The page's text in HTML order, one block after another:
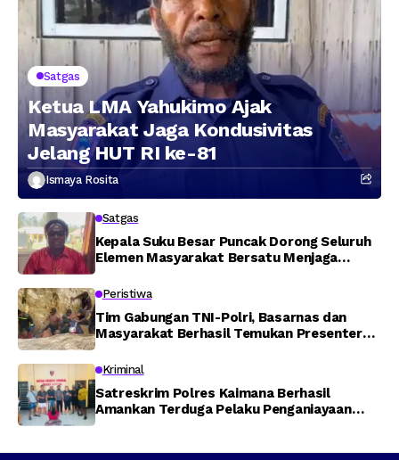
Satgas
Ketua LMA Yahukimo Ajak
Masyarakat Jaga Kondusivitas
Jelang HUT RI ke-81
Ismaya Rosita
Satgas
Kepala Suku Besar Puncak Dorong Seluruh
Elemen Masyarakat Bersatu Menjaga
Peristiwa
Tim Gabungan TNI-Polri, Basarnas dan
Masyarakat Berhasil Temukan Presenter
Memti
Kriminal
Satreskrim Polres Kaimana Berhasil
Amankan Terduga Pelaku Penganiayaan